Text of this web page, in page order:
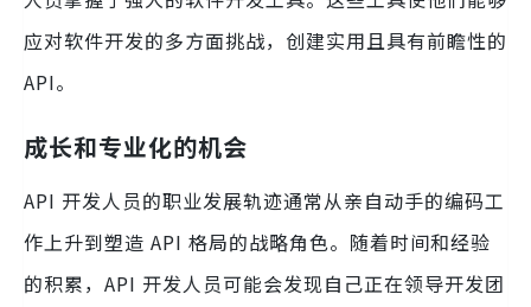
应对软件开发的多方面挑战，创建实用且具有前瞻性的
API。
成长和专业化的机会
API 开发人员的职业发展轨迹通常从亲自动手的编码工
作上升到塑造 API 格局的战略角色。随着时间和经验
的积累，API 开发人员可能会发现自己正在领导开发团